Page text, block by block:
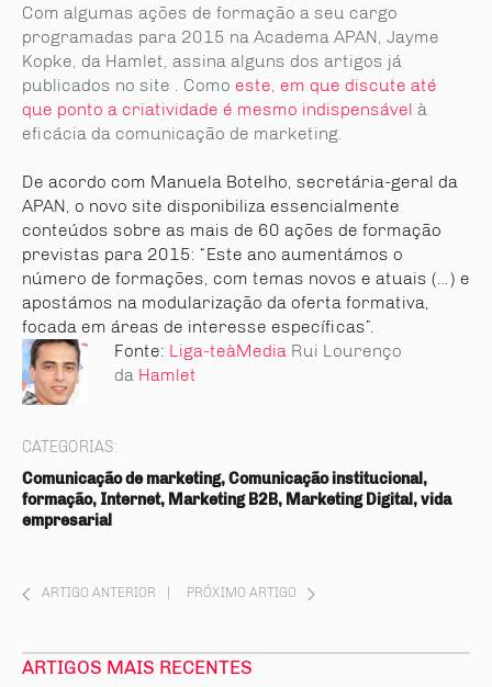
Com algumas ações de formação a seu cargo
programadas para 2015 na Academa APAN, Jayme
Kopke, da Hamlet, assina alguns dos artigos já
publicados no site . Como este, em que discute até
que ponto a criatividade é mesmo indispensável à
eficácia da comunicação de marketing.
De acordo com Manuela Botelho, secretária-geral da
APAN, o novo site disponibiliza essencialmente
conteúdos sobre as mais de 60 ações de formação
previstas para 2015: “Este ano aumentámos o
número de formações, com temas novos e atuais (…) e
apostámos na modularização da oferta formativa,
focada em áreas de interesse específicas”.
Fonte: Liga-teàMedia Rui Lourenço
da Hamlet
CATEGORIAS:
Comunicação de marketing, Comunicação institucional,
formação, Internet, Marketing B2B, Marketing Digital, vida
empresarial
ARTIGO ANTERIOR PRÓXIMO ARTIGO
ARTIGOS MAIS RECENTES